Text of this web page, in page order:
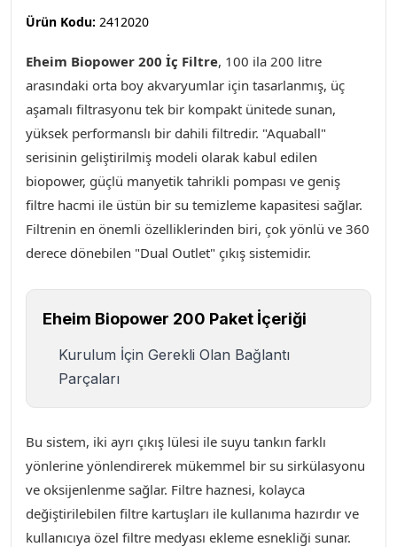
Ürün Kodu: 2412020
Eheim Biopower 200 İç Filtre, 100 ila 200 litre
arasındaki orta boy akvaryumlar için tasarlanmış, üç
aşamalı filtrasyonu tek bir kompakt ünitede sunan,
yüksek performanslı bir dahili filtredir. "Aquaball"
serisinin geliştirilmiş modeli olarak kabul edilen
biopower, güçlü manyetik tahrikli pompası ve geniş
filtre hacmi ile üstün bir su temizleme kapasitesi sağlar.
Filtrenin en önemli özelliklerinden biri, çok yönlü ve 360
derece dönebilen "Dual Outlet" çıkış sistemidir.
Eheim Biopower 200 Paket İçeriği
Kurulum İçin Gerekli Olan Bağlantı
Parçaları
Bu sistem, iki ayrı çıkış lülesi ile suyu tankın farklı
yönlerine yönlendirerek mükemmel bir su sirkülasyonu
ve oksijenlenme sağlar. Filtre haznesi, kolayca
değiştirilebilen filtre kartuşları ile kullanıma hazırdır ve
kullanıcıya özel filtre medyası ekleme esnekliği sunar.